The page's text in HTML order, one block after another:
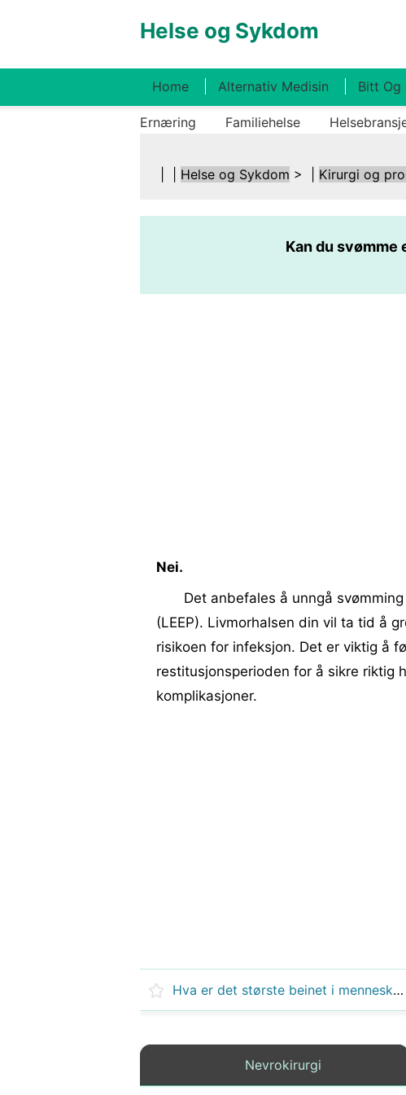
Helse og Sykdom
Home Alternativ Medisin Bitt Og
Ernæring Familiehelse
Helse og Sykdom > | Kirurgi og
Kan du
Nei.
Det anbefales å unngå
(LEEP). Livmorhalsen din vil ta tid å
risikoen for infeksjon. Det er viktig å
restitusjonsperioden for å sikre riktig
komplikasjoner.
Hva er det største beinet i menneskets hjerne?
Nevrokirurgi